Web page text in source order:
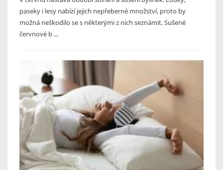
paseky i lesy nabízí jejich nepřeberné množství, proto by
možná neškodilo se s některými z nich seznámit. Sušené
červnové b ...